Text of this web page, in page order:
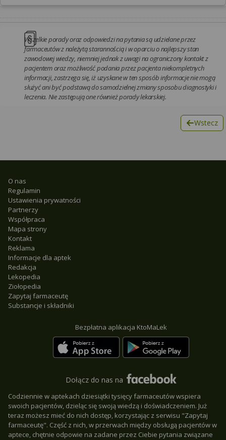
Wszelkie porady oraz odpowiedzi na pytania są udzielane przez
farmaceutów z należytą starannością i w oparciu o najlepszy stan
zawodowej wiedzy, niemniej jednak z uwagi na ograniczony kontakt z
pacjentem oraz możliwość podania przez pacjenta niekompletnych
informacji, zastrzega się, iż uzyskane w ten sposób informacje nie mogą
służyć ani być podstawą do samodzielnej zmiany sposobu diagnostyki i
leczenia. Nie zastępują one również porady lekarskiej.
Wstecz
O nas
Regulamin
Ustawienia prywatności
Partnerzy
Współpraca
Mapa strony
Kontakt
Reklama
Informacje dla aptek
Redakcja
Lekopedia
Ziołopedia
Zapytaj farmaceutę
Substancje i składniki
Bezpłatna aplikacja KtoMaLek
Dołącz do nas na
Codziennie w aptekach dziesiątki tysięcy farmaceutów wspiera
swoich pacjentów, dzieląc się swoją wiedzą i doświadczeniem. Już
teraz możesz mieć do nich dostęp, korzystając z serwisu "Zapytaj
farmaceutę". Część z nich, w przerwach między obsługą pacjentów w
aptece, chętnie odpowie na zadane przez Ciebie pytania związane